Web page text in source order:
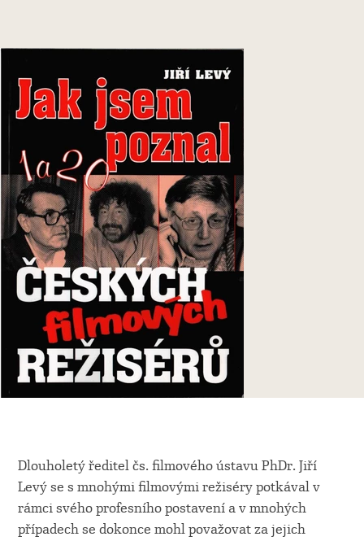
Dlouholetý ředitel čs. filmového ústavu PhDr. Jiří
Levý se s mnohými filmovými režiséry potkával v
rámci svého profesního postavení a v mnohých
případech se dokonce mohl považovat za jejich